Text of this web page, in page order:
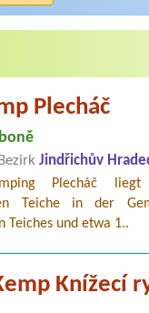
Plecháč
Bezirk Jindřichův
Plecháč
Teiche in der
Teiches und etwa 1..
Knížecí